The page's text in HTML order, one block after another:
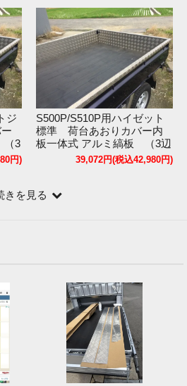
ジ
（3
円)
S500P/S510P用ハイゼット
標準 荷台あおりカバー内
板一体式 アルミ縞板 （3辺
セット）39,072円(税込42,980円)
きを見る